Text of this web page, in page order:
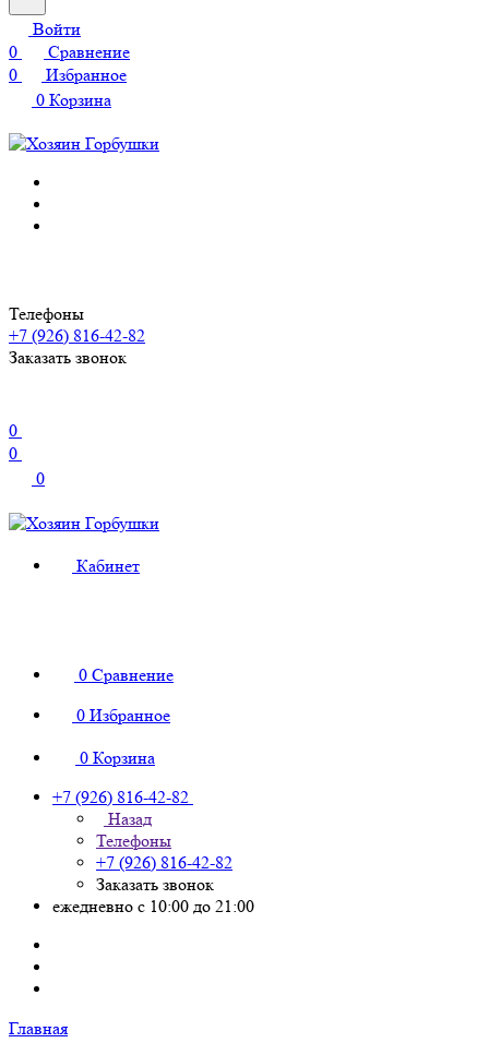
Войти
0
Сравнение
0
Избранное
0 Корзина
Телефоны
+7 (926) 816-42-82
Заказать звонок
0
0
0
Кабинет
0 Сравнение
0 Избранное
0 Корзина
+7 (926) 816-42-82
Назад
Телефоны
+7 (926) 816-42-82
Заказать звонок
ежедневно с 10:00 до 21:00
Главная